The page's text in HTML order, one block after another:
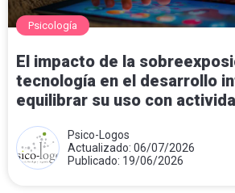
Psicología
El impacto de la
tecnología en el desarrollo
equilibrar su uso con
Psico-Logos
Actualizado: 06/07/2026
Publicado: 19/06/2026